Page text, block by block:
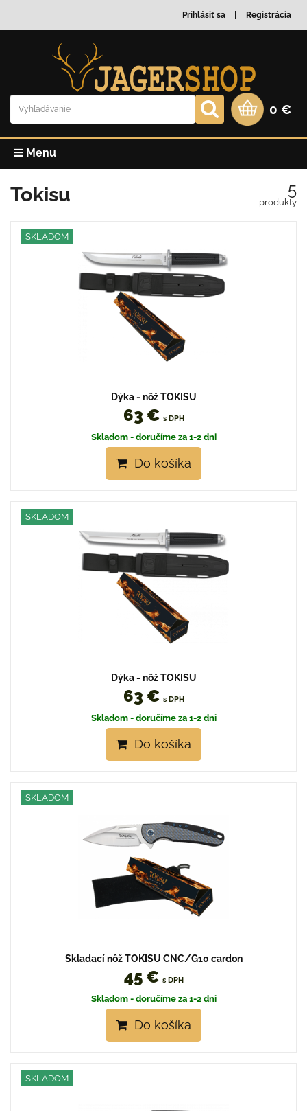
Prihlásiť sa Registrácia
0 €
Menu
Tokisu 5
produkty
SKLADOM
Dýka - nôž TOKISU
63 € s DPH
Skladom - doručíme za 1-2 dni
Do košíka
SKLADOM
Dýka - nôž TOKISU
63 € s DPH
Skladom - doručíme za 1-2 dni
Do košíka
SKLADOM
Skladací nôž TOKISU CNC/G10 cardon
45 € s DPH
Skladom - doručíme za 1-2 dni
Do košíka
SKLADOM